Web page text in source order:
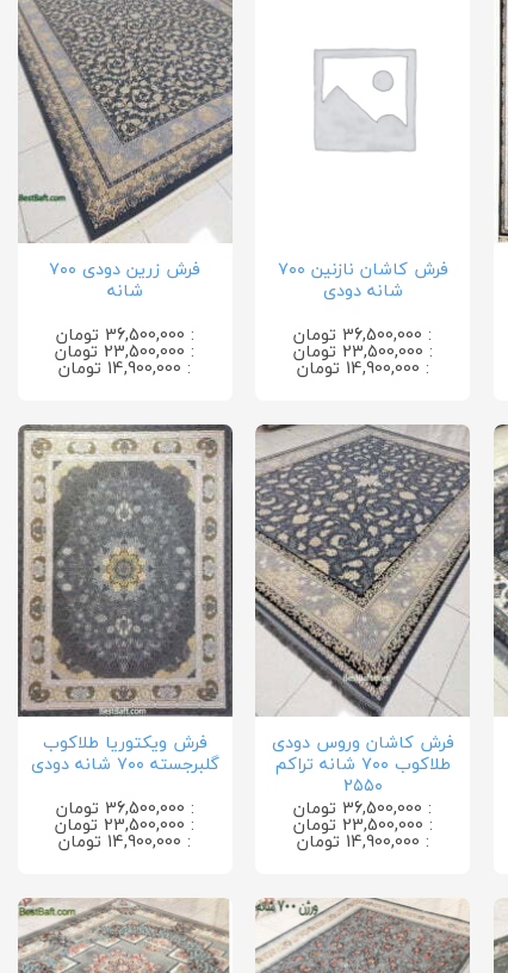
فرش کاشان نازنین ۷۰۰
شانه دودی
: 36,500,000 تومان
: 23,500,000 تومان
: 14,900,000 تومان
فرش زرین دودی ۷۰۰
شانه
: 36,500,000 تومان
: 23,500,000 تومان
: 14,900,000 تومان
فرش کاشان وروس دودی
طلاکوب ۷۰۰ شانه تراکم
۲۵۵۰
: 36,500,000 تومان
: 23,500,000 تومان
: 14,900,000 تومان
فرش ویکتوریا طلاکوب
گلبرجسته ۷۰۰ شانه دودی
: 36,500,000 تومان
: 23,500,000 تومان
: 14,900,000 تومان